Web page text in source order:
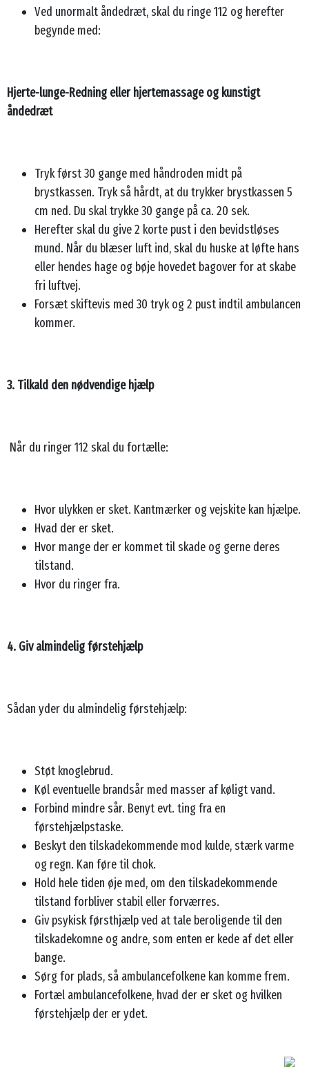
Ved unormalt åndedræt, skal du ringe 112 og herefter
begynde med:
Hjerte-lunge-Redning eller hjertemassage og kunstigt
åndedræt
Tryk først 30 gange med håndroden midt på
brystkassen. Tryk så hårdt, at du trykker brystkassen 5
cm ned. Du skal trykke 30 gange på ca. 20 sek.
Herefter skal du give 2 korte pust i den bevidstløses
mund. Når du blæser luft ind, skal du huske at løfte hans
eller hendes hage og bøje hovedet bagover for at skabe
fri luftvej.
Forsæt skiftevis med 30 tryk og 2 pust indtil ambulancen
kommer.
3. Tilkald den nødvendige hjælp
Når du ringer 112 skal du fortælle:
Hvor ulykken er sket. Kantmærker og vejskite kan hjælpe.
Hvad der er sket.
Hvor mange der er kommet til skade og gerne deres
tilstand.
Hvor du ringer fra.
4. Giv almindelig førstehjælp
Sådan yder du almindelig førstehjælp:
Støt knoglebrud.
Køl eventuelle brandsår med masser af køligt vand.
Forbind mindre sår. Benyt evt. ting fra en
førstehjælpstaske.
Beskyt den tilskadekommende mod kulde, stærk varme
og regn. Kan føre til chok.
Hold hele tiden øje med, om den tilskadekommende
tilstand forbliver stabil eller forværres.
Giv psykisk førsthjælp ved at tale beroligende til den
tilskadekomne og andre, som enten er kede af det eller
bange.
Sørg for plads, så ambulancefolkene kan komme frem.
Fortæl ambulancefolkene, hvad der er sket og hvilken
førstehjælp der er ydet.